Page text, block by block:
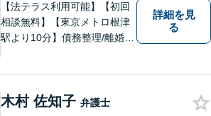
【法テラス利用可能】【初回
相談無料】【東京メトロ根津
駅より10分】債務整理/離婚問
さい。プライバシーに配慮し
詳細を見
る
木村 佐知子 弁護士